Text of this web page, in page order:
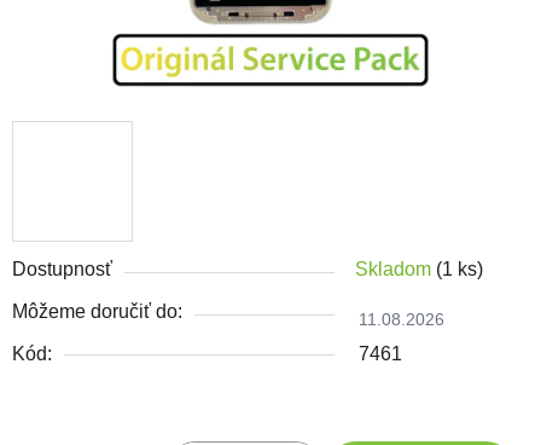
Dostupnosť Skladom (1 ks)
Môžeme doručiť do: 11.08.2026
Kód: 7461